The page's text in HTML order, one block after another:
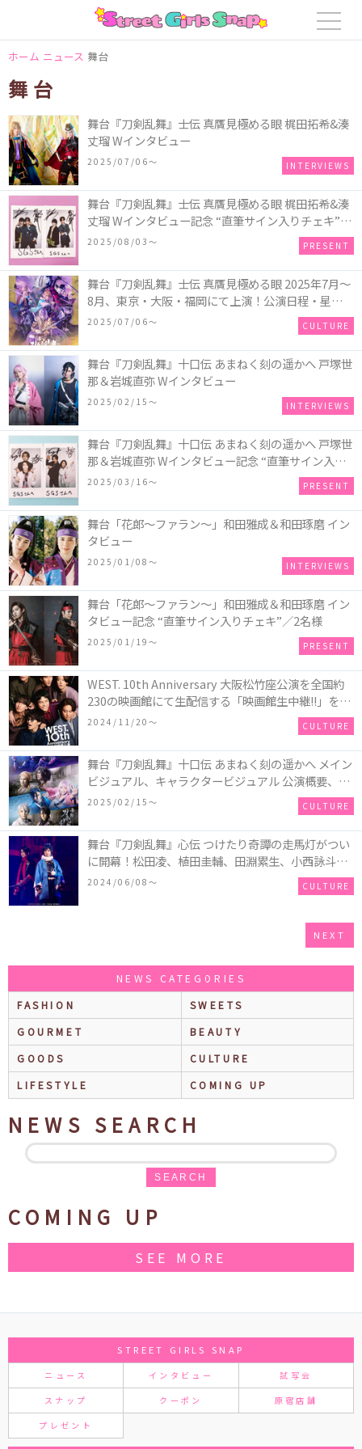
ホーム ニュース 舞台
舞台
舞台『刀剣乱舞』士伝 真贋見極める眼 梶田拓希&湊
丈瑠 Wインタビュー
2025/07/06〜 INTERVIEWS
舞台『刀剣乱舞』士伝 真贋見極める眼 梶田拓希&湊
丈瑠 Wインタビュー記念 “直筆サイン入りチェキ”／
2名様
2025/08/03〜 PRESENT
舞台『刀剣乱舞』士伝 真贋見極める眼 2025年7月～
8月、東京・大阪・福岡にて上演！公演日程・星取、
劇場、チケット情報が解禁
2025/07/06〜 CULTURE
舞台『刀剣乱舞』十口伝 あまねく刻の遥かへ 戸塚世
那＆岩城直弥 Wインタビュー
2025/02/15〜 INTERVIEWS
舞台『刀剣乱舞』十口伝 あまねく刻の遥かへ 戸塚世
那＆岩城直弥 Wインタビュー記念 “直筆サイン入り
チェキ”／2名様
2025/03/16〜 PRESENT
舞台「花郎～ファラン～」和田雅成＆和田琢磨 イン
タビュー
2025/01/08〜 INTERVIEWS
舞台「花郎～ファラン～」和田雅成＆和田琢磨 イン
タビュー記念 “直筆サイン入りチェキ”／2名様
2025/01/19〜 PRESENT
WEST. 10th Anniversary 大阪松竹座公演を全国約
230の映画館にて生配信する「映画館生中継!!」を12
月24日(火)、12月25日(水)に実施！ポスタービジュ
2024/11/20〜 CULTURE
舞台『刀剣乱舞』十口伝 あまねく刻の遥かへ メイン
ビジュアル、キャラクタービジュアル 公演概要、チ
ケット情報が解禁！シリーズ初となる短編連作集(オ
2025/02/15〜 CULTURE
舞台『刀剣乱舞』心伝 つけたり奇譚の走馬灯がつい
に開幕！松⽥凌、植⽥圭輔、⽥淵累⽣、⼩⻄詠⽃、
松⽥岳、砂川脩弥、内藤⼤希 ⼑剣男⼠キャスト7名
2024/06/08〜 CULTURE
NEXT
NEWS CATEGORIES
FASHION
SWEETS
GOURMET
BEAUTY
GOODS
CULTURE
LIFESTYLE
COMING UP
NEWS SEARCH
SEARCH
COMING UP
SEE MORE
STREET GIRLS SNAP
ニュース インタビュー 試写会
スナップ クーポン 原宿店舗
プレゼント